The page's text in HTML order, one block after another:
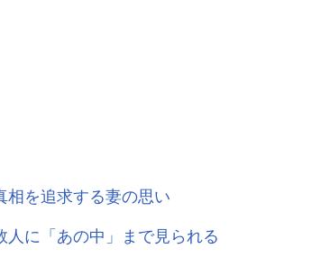
を追求する妻の思い
に「あの中」まで見られる